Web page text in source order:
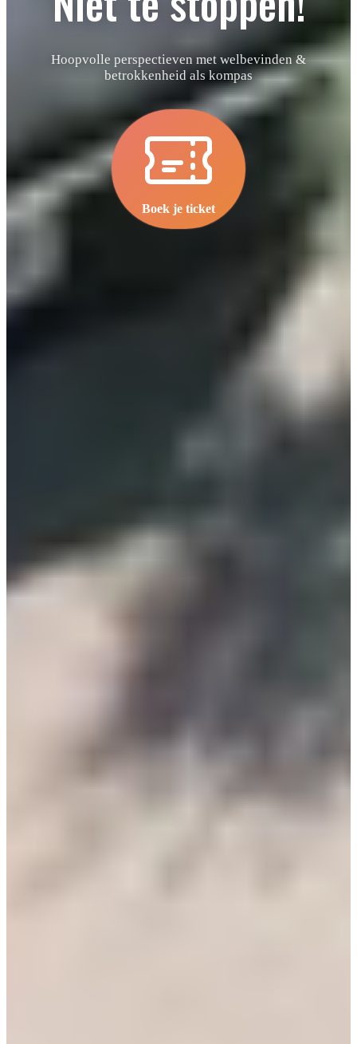
Hoopvolle perspectieven met welbevinden &
betrokkenheid als kompas
Boek je ticket